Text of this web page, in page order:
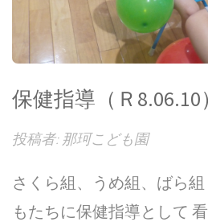
保健指導（Ｒ8.06.10）
投稿者: 那珂こども園
さくら組、うめ組、ばら
もたちに保健指導として